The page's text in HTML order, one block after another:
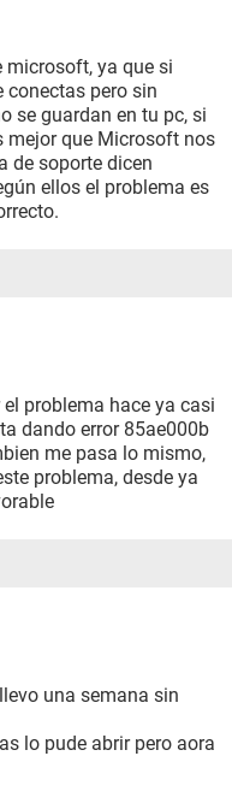
microsoft, ya que si
conectas pero sin
se guardan en tu pc, si
mejor que Microsoft nos
de soporte dicen
ellos el problema es
problema hace ya casi
dando error 85ae000b
me pasa lo mismo,
problema, desde ya
una semana sin
lo pude abrir pero aora